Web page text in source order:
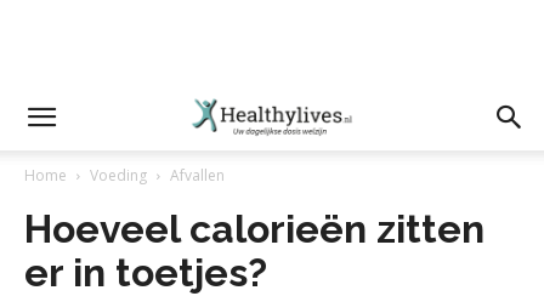
Home Voeding Afvallen
Hoeveel calorieën zitten
er in toetjes?